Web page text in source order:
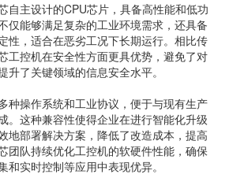
自主设计的CPU芯片，具备高性能和低功
仅能够满足复杂的工业环境需求，还具备
性，适合在恶劣工况下长期运行。相比传
工控机在安全性方面更具优势，避免了对
升了关键领域的信息安全水平。
种操作系统和工业协议，便于与现有生产
。这种兼容性使得企业在进行智能化升级
地部署解决方案，降低了改造成本，提高
团队持续优化工控机的软硬件性能，确保
和实时控制等应用中表现优异。